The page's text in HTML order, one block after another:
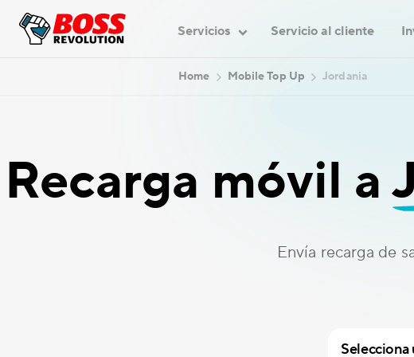
Servicios Servicio al cliente
Home Mobile Top Up Jordania
Recarga móvil a
Envía recarga de